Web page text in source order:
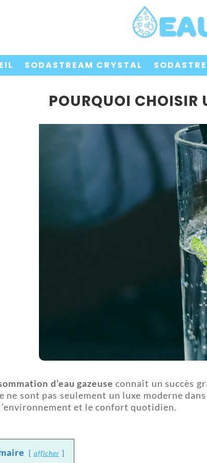
SODASTREAM CRYSTAL
POURQUOI CHOISIR
d’eau gazeuse connaît un succès
ne sont pas seulement un luxe moderne
et le confort quotidien.
afficher